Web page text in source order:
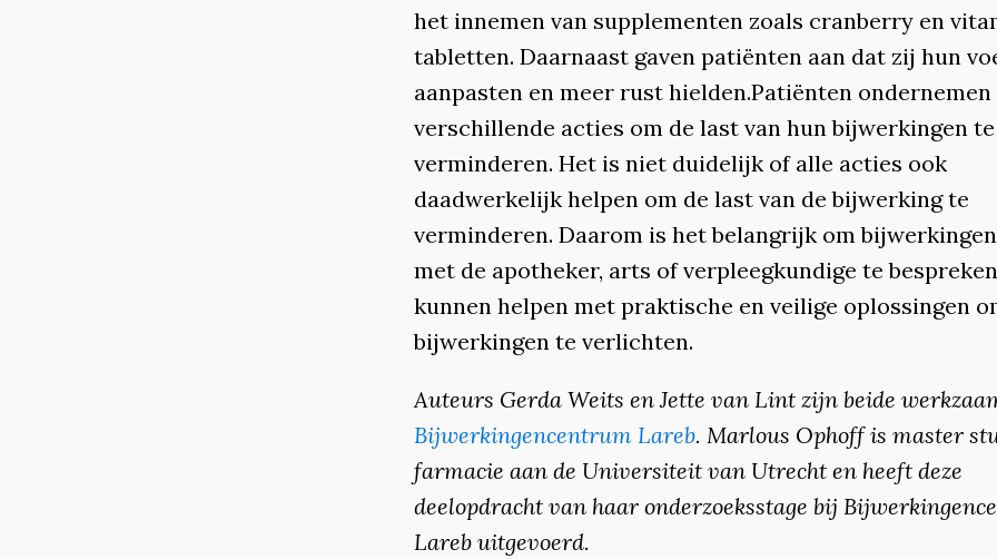
het innemen van supplementen zoals cranberry en
tabletten. Daarnaast gaven patiënten aan dat zij hun
aanpasten en meer rust hielden.Patiënten ondernemen
verschillende acties om de last van hun bijwerkingen te
verminderen. Het is niet duidelijk of alle acties ook
daadwerkelijk helpen om de last van de bijwerking te
verminderen. Daarom is het belangrijk om
met de apotheker, arts of verpleegkundige te
kunnen helpen met praktische en veilige oplossingen
bijwerkingen te verlichten.
Auteurs Gerda Weits en Jette van Lint zijn beide
Bijwerkingencentrum Lareb. Marlous Ophoff is master
farmacie aan de Universiteit van Utrecht en heeft deze
deelopdracht van haar onderzoeksstage bij
Lareb ­uitgevoerd.